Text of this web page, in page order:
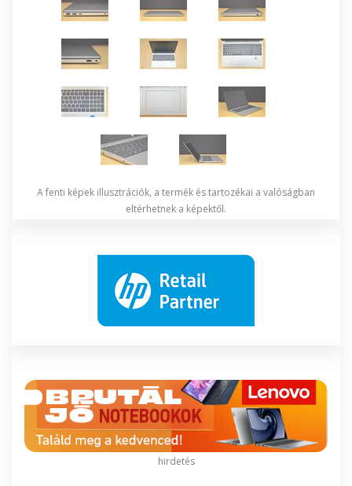
A fenti képek illusztrációk, a termék és tartozékai a valóságban
eltérhetnek a képektől.
hirdetés